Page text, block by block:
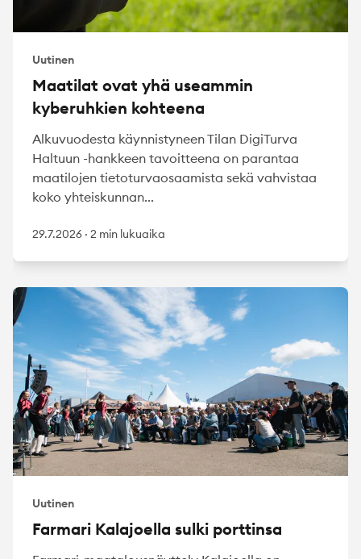
Uutinen
Maatilat ovat yhä useammin
kyberuhkien kohteena
Alkuvuodesta käynnistyneen Tilan DigiTurva
Haltuun -hankkeen tavoitteena on parantaa
maatilojen tietoturvaosaamista sekä vahvistaa
koko yhteiskunnan...
29.7.2026 · 2 min lukuaika
Uutinen
Farmari Kalajoella sulki porttinsa